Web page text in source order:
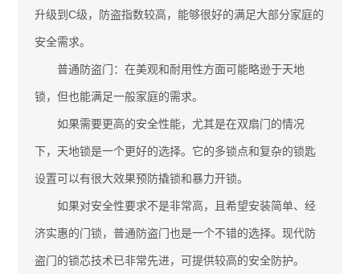
升级到C级，防盗指数较高，能够很好的满足大部分家庭的
安全需求。
普通防盗门：在美观和耐用性方面可能略逊于天地
锁，但也能满足一般家庭的需求。
如果需要更高的安全性能，尤其是在双扇门的情况
下，天地锁是一个更好的选择。它的多锁点和复杂的锁匙
设置可以有很大效果预防撬锁和暴力开锁。
如果对安全性要求不是非常高，且希望安装简单、经
济实惠的门锁，普通防盗门也是一个不错的选择。现代防
盗门的锁芯技术已非常先进，可提供较高的安全防护。